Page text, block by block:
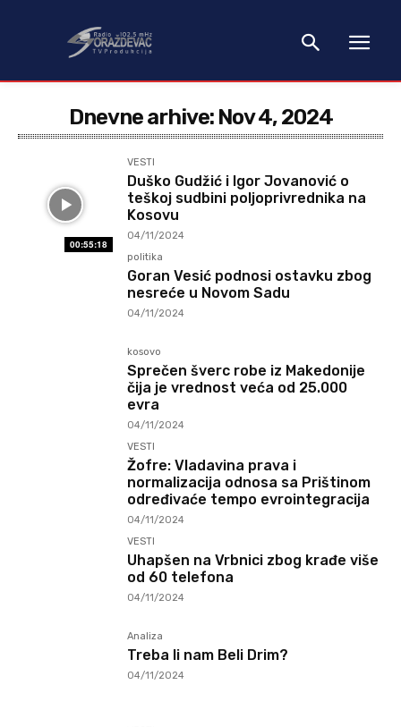
Dnevne arhive: Nov 4, 2024
00:55:18
VESTI
Duško Gudžić i Igor Jovanović o
teškoj sudbini poljoprivrednika na
Kosovu
04/11/2024
politika
Goran Vesić podnosi ostavku zbog
nesreće u Novom Sadu
04/11/2024
kosovo
Sprečen šverc robe iz Makedonije
čija je vrednost veća od 25.000
evra
04/11/2024
VESTI
Žofre: Vladavina prava i
normalizacija odnosa sa Prištinom
određivaće tempo evrointegracija
04/11/2024
VESTI
Uhapšen na Vrbnici zbog krađe više
od 60 telefona
04/11/2024
Analiza
Treba li nam Beli Drim?
04/11/2024